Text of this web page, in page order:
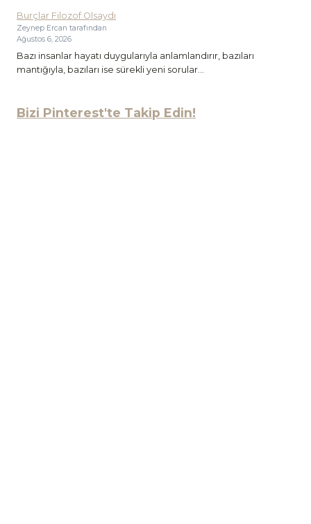
Burçlar Filozof Olsaydı
Zeynep Ercan tarafından
Ağustos 6, 2026
Bazı insanlar hayatı duygularıyla anlamlandırır, bazıları
mantığıyla, bazıları ise sürekli yeni sorular...
Bizi Pinterest'te Takip Edin!